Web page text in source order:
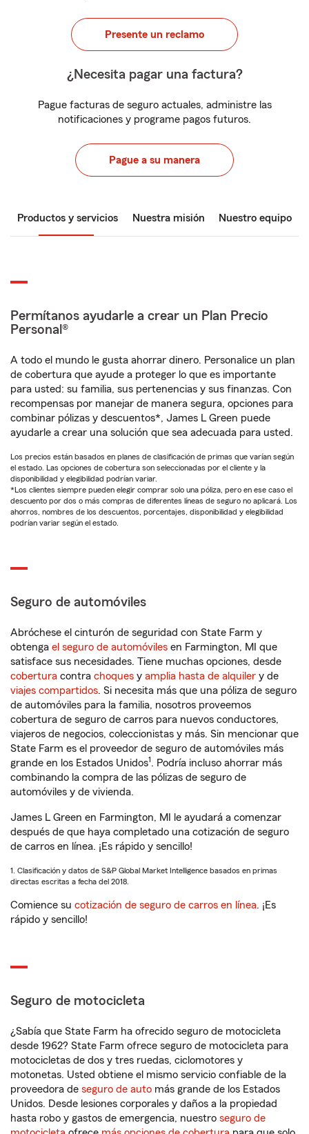
Presente un reclamo
¿Necesita pagar una factura?
Pague facturas de seguro actuales, administre las
notificaciones y programe pagos futuros.
Pague a su manera
Productos y servicios Nuestra misión Nuestro equipo
Permítanos ayudarle a crear un Plan Precio
Personal®
A todo el mundo le gusta ahorrar dinero. Personalice un plan
de cobertura que ayude a proteger lo que es importante
para usted: su familia, sus pertenencias y sus finanzas. Con
recompensas por manejar de manera segura, opciones para
combinar pólizas y descuentos*, James L Green puede
ayudarle a crear una solución que sea adecuada para usted.
Los precios están basados en planes de clasificación de primas que varían según
el estado. Las opciones de cobertura son seleccionadas por el cliente y la
disponibilidad y elegibilidad podrían variar.
*Los clientes siempre pueden elegir comprar solo una póliza, pero en ese caso el
descuento por dos o más compras de diferentes líneas de seguro no aplicará. Los
ahorros, nombres de los descuentos, porcentajes, disponibilidad y elegibilidad
podrían variar según el estado.
Seguro de automóviles
Abróchese el cinturón de seguridad con State Farm y
obtenga el seguro de automóviles en Farmington, MI que
satisface sus necesidades. Tiene muchas opciones, desde
cobertura contra choques y amplia hasta de alquiler y de
viajes compartidos. Si necesita más que una póliza de seguro
de automóviles para la familia, nosotros proveemos
cobertura de seguro de carros para nuevos conductores,
viajeros de negocios, coleccionistas y más. Sin mencionar que
State Farm es el proveedor de seguro de automóviles más
grande en los Estados Unidos1. Podría incluso ahorrar más
combinando la compra de las pólizas de seguro de
automóviles y de vivienda.
James L Green en Farmington, MI le ayudará a comenzar
después de que haya completado una cotización de seguro
de carros en línea. ¡Es rápido y sencillo!
1. Clasificación y datos de S&P Global Market Intelligence basados en primas
directas escritas a fecha del 2018.
Comience su cotización de seguro de carros en línea. ¡Es
rápido y sencillo!
Seguro de motocicleta
¿Sabía que State Farm ha ofrecido seguro de motocicleta
desde 1962? State Farm ofrece seguro de motocicleta para
motocicletas de dos y tres ruedas, ciclomotores y
motonetas. Usted obtiene el mismo servicio confiable de la
proveedora de seguro de auto más grande de los Estados
Unidos. Desde lesiones corporales y daños a la propiedad
hasta robo y gastos de emergencia, nuestro seguro de